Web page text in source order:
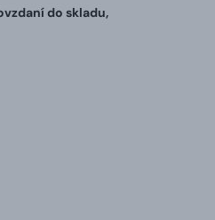
do skladu,